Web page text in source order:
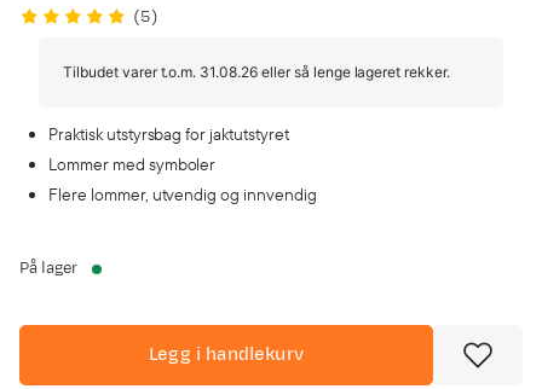
price
price (5)
Tilbudet varer t.o.m. 31.08.26 eller så lenge lageret rekker.
Praktisk utstyrsbag for jaktutstyret
Lommer med symboler
Flere lommer, utvendig og innvendig
På lager
Legg i handlekurv